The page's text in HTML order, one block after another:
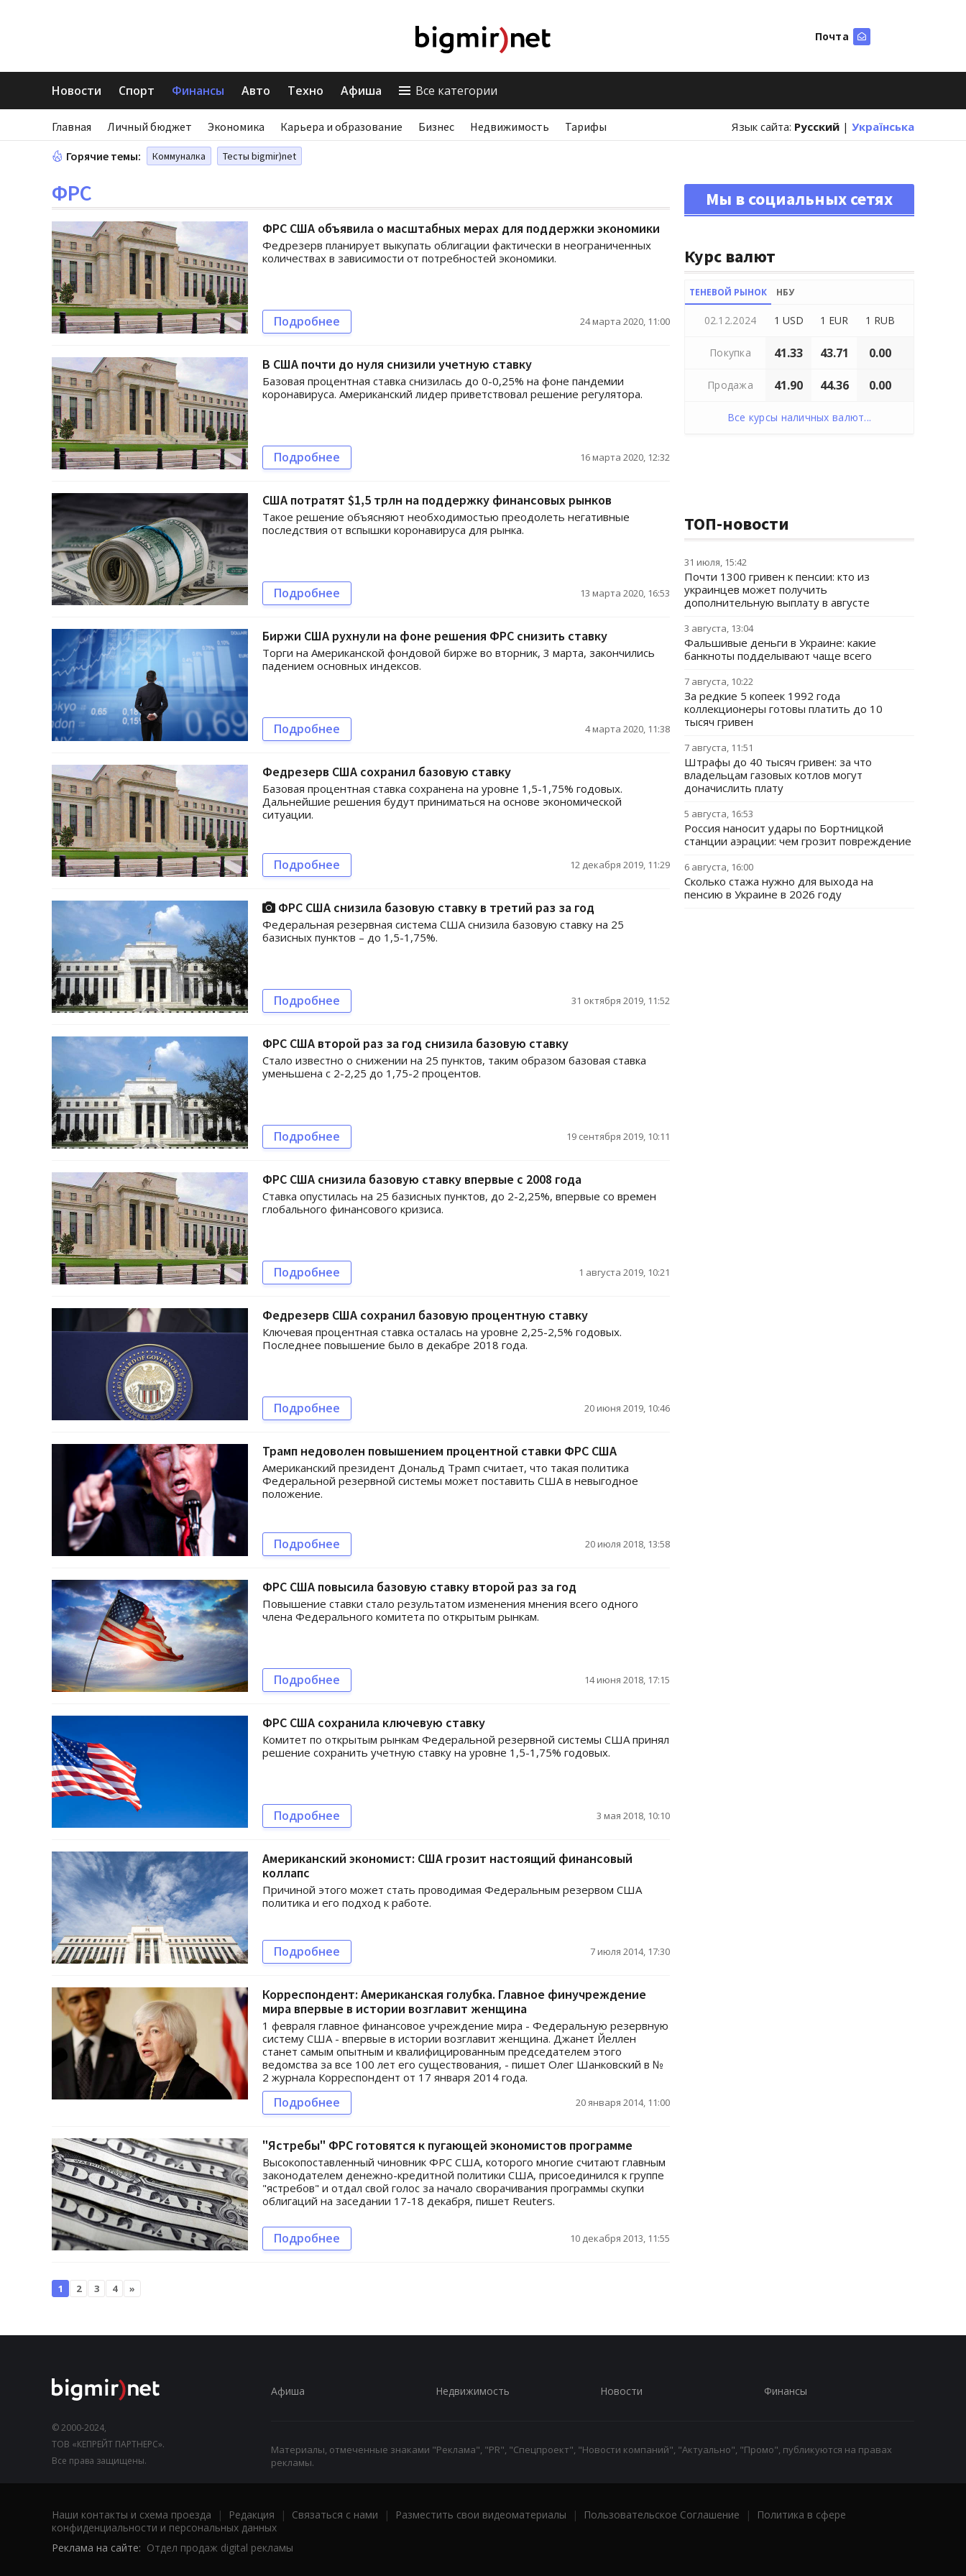
Почта
Новости Спорт Финансы Авто Техно Афиша Все категории
Главная Личный бюджет Экономика Карьера и образование Бизнес Недвижимость Тарифы Язык сайта: Русский | Українська
Горячие темы: Коммуналка Тесты bigmir)net
ФРС
ФРС США объявила о масштабных мерах для поддержки экономики
Федрезерв планирует выкупать облигации фактически в неограниченных
количествах в зависимости от потребностей экономики.
Подробнее 24 марта 2020, 11:00
В США почти до нуля снизили учетную ставку
Базовая процентная ставка снизилась до 0-0,25% на фоне пандемии
коронавируса. Американский лидер приветствовал решение регулятора.
Подробнее 16 марта 2020, 12:32
США потратят $1,5 трлн на поддержку финансовых рынков
Такое решение объясняют необходимостью преодолеть негативные
последствия от вспышки коронавируса для рынка.
Подробнее 13 марта 2020, 16:53
Биржи США рухнули на фоне решения ФРС снизить ставку
Торги на Американской фондовой бирже во вторник, 3 марта, закончились
падением основных индексов.
Подробнее 4 марта 2020, 11:38
Федрезерв США сохранил базовую ставку
Базовая процентная ставка сохранена на уровне 1,5-1,75% годовых.
Дальнейшие решения будут приниматься на основе экономической
ситуации.
Подробнее 12 декабря 2019, 11:29
ФРС США снизила базовую ставку в третий раз за год
Федеральная резервная система США снизила базовую ставку на 25
базисных пунктов – до 1,5-1,75%.
Подробнее 31 октября 2019, 11:52
ФРС США второй раз за год снизила базовую ставку
Стало известно о снижении на 25 пунктов, таким образом базовая ставка
уменьшена с 2-2,25 до 1,75-2 процентов.
Подробнее 19 сентября 2019, 10:11
ФРС США снизила базовую ставку впервые с 2008 года
Ставка опустилась на 25 базисных пунктов, до 2-2,25%, впервые со времен
глобального финансового кризиса.
Подробнее 1 августа 2019, 10:21
Федрезерв США сохранил базовую процентную ставку
Ключевая процентная ставка осталась на уровне 2,25-2,5% годовых.
Последнее повышение было в декабре 2018 года.
Подробнее 20 июня 2019, 10:46
Трамп недоволен повышением процентной ставки ФРС США
Американский президент Дональд Трамп считает, что такая политика
Федеральной резервной системы может поставить США в невыгодное
положение.
Подробнее 20 июля 2018, 13:58
ФРС США повысила базовую ставку второй раз за год
Повышение ставки стало результатом изменения мнения всего одного
члена Федерального комитета по открытым рынкам.
Подробнее 14 июня 2018, 17:15
ФРС США сохранила ключевую ставку
Комитет по открытым рынкам Федеральной резервной системы США принял
решение сохранить учетную ставку на уровне 1,5-1,75% годовых.
Подробнее 3 мая 2018, 10:10
Американский экономист: США грозит настоящий финансовый
коллапс
Причиной этого может стать проводимая Федеральным резервом США
политика и его подход к работе.
Подробнее 7 июля 2014, 17:30
Корреспондент: Американская голубка. Главное финучреждение
мира впервые в истории возглавит женщина
1 февраля главное финансовое учреждение мира - Федеральную резервную
систему США - впервые в истории возглавит женщина. Джанет Йеллен
станет самым опытным и квалифицированным председателем этого
ведомства за все 100 лет его существования, - пишет Олег Шанковский в №
2 журнала Корреспондент от 17 января 2014 года.
Подробнее 20 января 2014, 11:00
"Ястребы" ФРС готовятся к пугающей экономистов программе
Высокопоставленный чиновник ФРС США, которого многие считают главным
законодателем денежно-кредитной политики США, присоединился к группе
"ястребов" и отдал свой голос за начало сворачивания программы скупки
облигаций на заседании 17-18 декабря, пишет Reuters.
Подробнее 10 декабря 2013, 11:55
1 2 3 4 »
Мы в социальных сетях
Курс валют
ТЕНЕВОЙ РЫНОК НБУ
02.12.2024 1 USD 1 EUR 1 RUB
Покупка 41.33 43.71 0.00
Продажа 41.90 44.36 0.00
Все курсы наличных валют...
ТОП-новости
31 июля, 15:42
Почти 1300 гривен к пенсии: кто из
украинцев может получить
дополнительную выплату в августе
3 августа, 13:04
Фальшивые деньги в Украине: какие
банкноты подделывают чаще всего
7 августа, 10:22
За редкие 5 копеек 1992 года
коллекционеры готовы платить до 10
тысяч гривен
7 августа, 11:51
Штрафы до 40 тысяч гривен: за что
владельцам газовых котлов могут
доначислить плату
5 августа, 16:53
Россия наносит удары по Бортницкой
станции аэрации: чем грозит повреждение
6 августа, 16:00
Сколько стажа нужно для выхода на
пенсию в Украине в 2026 году
© 2000-2024,
ТОВ «КЕПРЕЙТ ПАРТНЕРС».
Все права защищены.
Афиша Недвижимость Новости Финансы
Материалы, отмеченные знаками "Реклама", "PR", "Спецпроект", "Новости компаний", "Актуально", "Промо", публикуются на правах
рекламы.
Наши контакты и схема проезда | Редакция | Связаться с нами | Разместить свои видеоматериалы | Пользовательское Соглашение |
Политика в сфере
конфиденциальности и персональных данных
Реклама на сайте: Отдел продаж digital рекламы